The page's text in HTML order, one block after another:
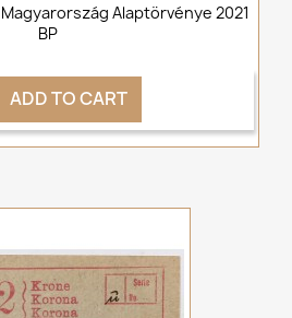
Alaptörvénye 2021
BP
ADD TO CART